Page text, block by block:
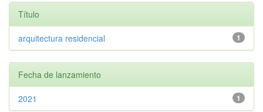
Título
1
arquitectura residencial
Fecha de lanzamiento
1
2021